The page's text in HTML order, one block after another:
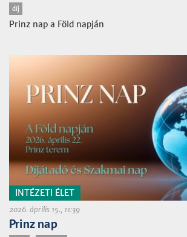
díj
Prinz nap a Föld napján
INTÉZETI ÉLET
2026. április 15., 11:39
Prinz nap